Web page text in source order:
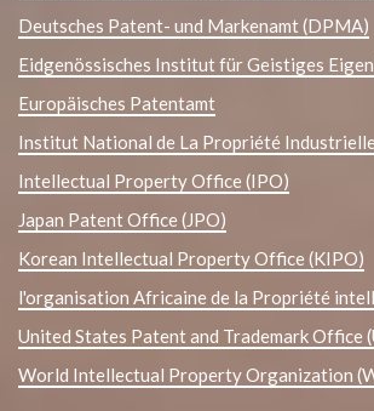
Deutsches Patent- und Markenamt (DPMA)
Eidgenössisches Institut für Geistiges
Europäisches Patentamt
Institut National de La Propriété
Intellectual Property Office (IPO)
Japan Patent Office (JPO)
Korean Intellectual Property Office (KIPO)
l'organisation Africaine de la Propriété
United States Patent and Trademark Office
World Intellectual Property Organization